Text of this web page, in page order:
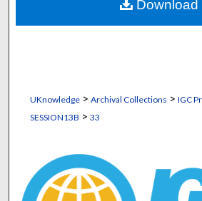
Digital Commons
UKnowledge> Archival Collections > IGC
SESSION13B > 33
Download